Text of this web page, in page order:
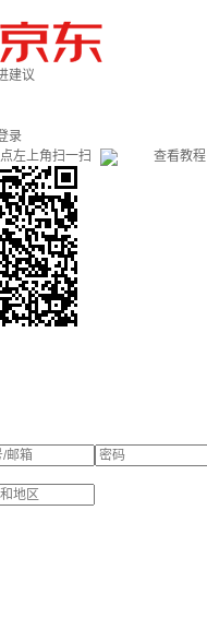
建议
录
点左上角扫一扫 查看教程